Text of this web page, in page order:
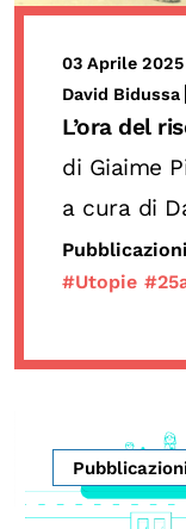
03 Aprile 2025
David Bidussa
L’ora del
di Giaime
a cura di
Pubblicazioni
#Utopie